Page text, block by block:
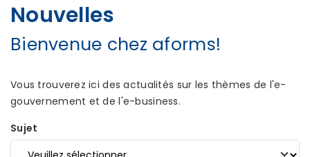
Nouvelles
Bienvenue chez aforms!
Vous trouverez ici des actualités sur les thèmes de l'e-
gouvernement et de l'e-business.
Sujet